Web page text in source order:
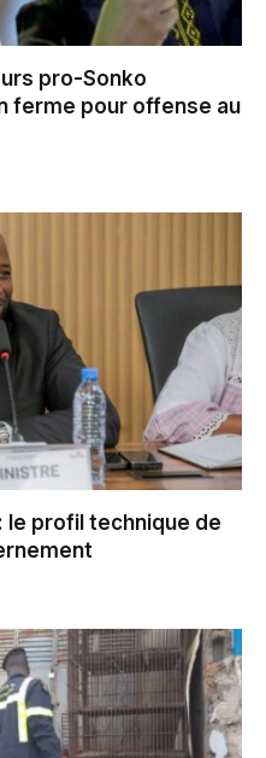
pro-Sonko
ferme pour offense au
le profil technique de